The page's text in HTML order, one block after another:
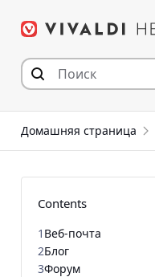
Домашняя страница
Contents
1 Веб-почта
2Блог
3Форум